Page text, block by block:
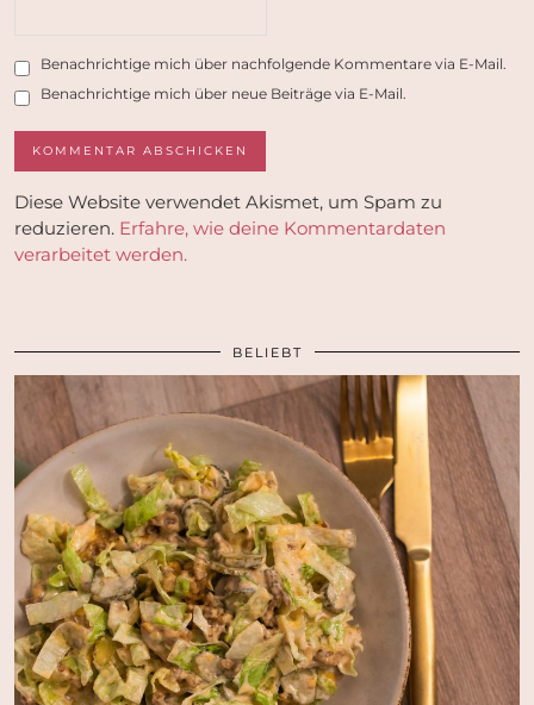
Benachrichtige mich über nachfolgende Kommentare via E-Mail.
Benachrichtige mich über neue Beiträge via E-Mail.
Diese Website verwendet Akismet, um Spam zu
reduzieren. Erfahre, wie deine Kommentardaten
verarbeitet werden.
BELIEBT